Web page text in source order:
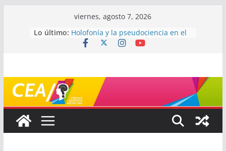
viernes, agosto 7, 2026
Lo último: Holofonía y la pseudociencia en el
audio
Mayéutica (o cómo debatir sin
terminar a los golpes)
Somos menos capaces de lo que